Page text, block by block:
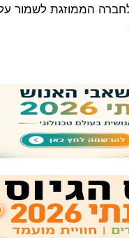
הממוזגת לשמור